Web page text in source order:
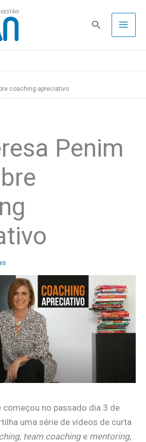
Pesquisa
coaching apreciativo
Penim
começou no passado dia 3 de
uma série de vídeos de curta
, team coachinge mentoring,